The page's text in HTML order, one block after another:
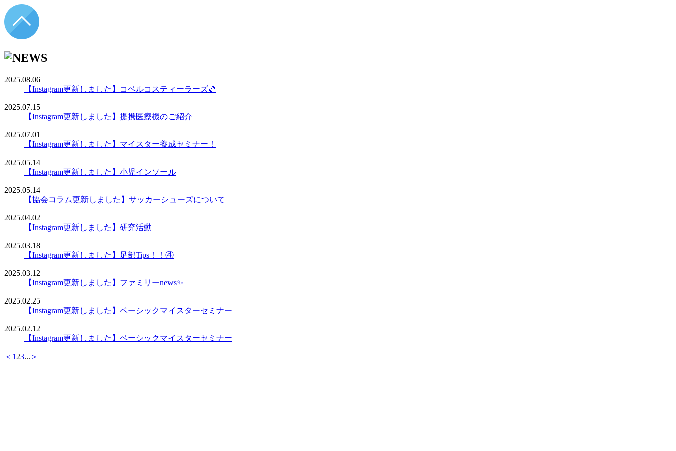
2025.08.06
【Instagram更新しました】コベルコスティーラーズ🏉
2025.07.15
【Instagram更新しました】提携医療機のご紹介
2025.07.01
【Instagram更新しました】マイスター養成セミナー！
2025.05.14
【Instagram更新しました】小児インソール
2025.05.14
【協会コラム更新しました】サッカーシューズについて
2025.04.02
【Instagram更新しました】研究活動
2025.03.18
【Instagram更新しました】足部Tips！！④
2025.03.12
【Instagram更新しました】ファミリーnews✨
2025.02.25
【Instagram更新しました】ベーシックマイスターセミナー
2025.02.12
【Instagram更新しました】ベーシックマイスターセミナー
＜ 1 23... ＞